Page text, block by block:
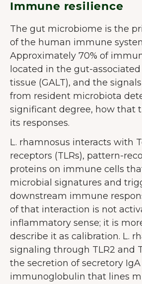
Immune resilience
The gut microbiome is the
of the human immune
Approximately 70% of
located in the gut-
tissue (GALT), and the
from resident microbiota
significant degree, how that
its responses.
L. rhamnosus interacts with
receptors (TLRs), pattern-
proteins on immune cells
microbial signatures and
downstream immune
of that interaction is not
inflammatory sense; it is
describe it as calibration. L.
signaling through TLR2 and
the secretion of secretory IgA
immunoglobulin that lines